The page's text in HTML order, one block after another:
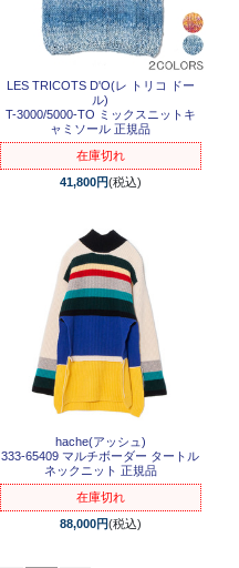
LES TRICOTS D'O(レ トリコ ドー
ル)
T-3000/5000-TO ミックスニットキ
ャミソール 正規品
在庫切れ
41,800円(税込)
hache(アッシュ)
333-65409 マルチボーダー タートル
ネックニット 正規品
在庫切れ
88,000円(税込)